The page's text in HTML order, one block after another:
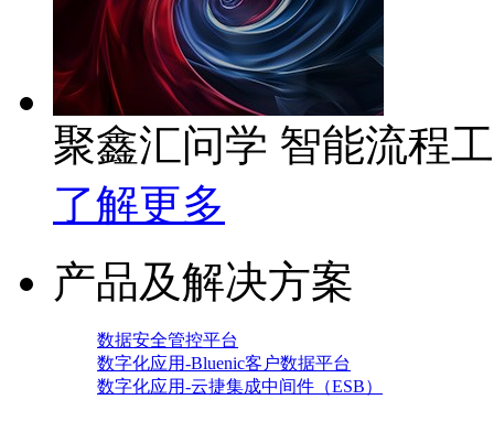
聚鑫汇问学 智能流程
了解更多
产品及解决方案
数据安全管控平台
数字化应用-Bluenic客户数据平台
数字化应用-云捷集成中间件（ESB）